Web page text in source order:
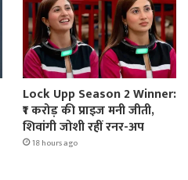
Lock Upp Season 2 Winner:
₹1 करोड़ की प्राइज मनी जीती,
शिवांगी जोशी रहीं रनर-अप
18 hours ago